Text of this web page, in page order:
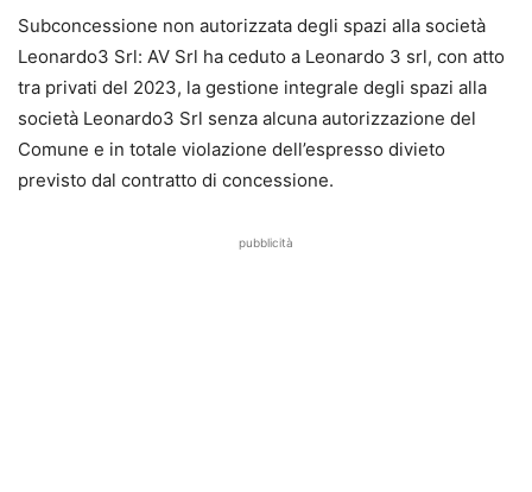
Subconcessione non autorizzata degli spazi alla società
Leonardo3 Srl: AV Srl ha ceduto a Leonardo 3 srl, con atto
tra privati del 2023, la gestione integrale degli spazi alla
società Leonardo3 Srl senza alcuna autorizzazione del
Comune e in totale violazione dell’espresso divieto
previsto dal contratto di concessione.
pubblicità